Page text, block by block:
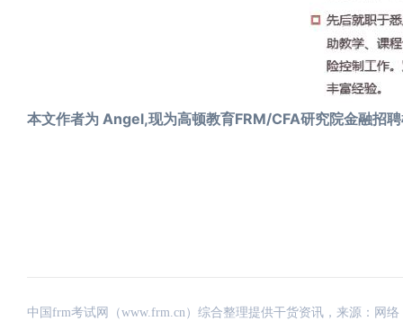
本文作者为 Angel,现为高顿教育FRM/CFA研究院金融招
中国frm考试网（www.frm.cn）综合整理提供干货资讯，来源：网